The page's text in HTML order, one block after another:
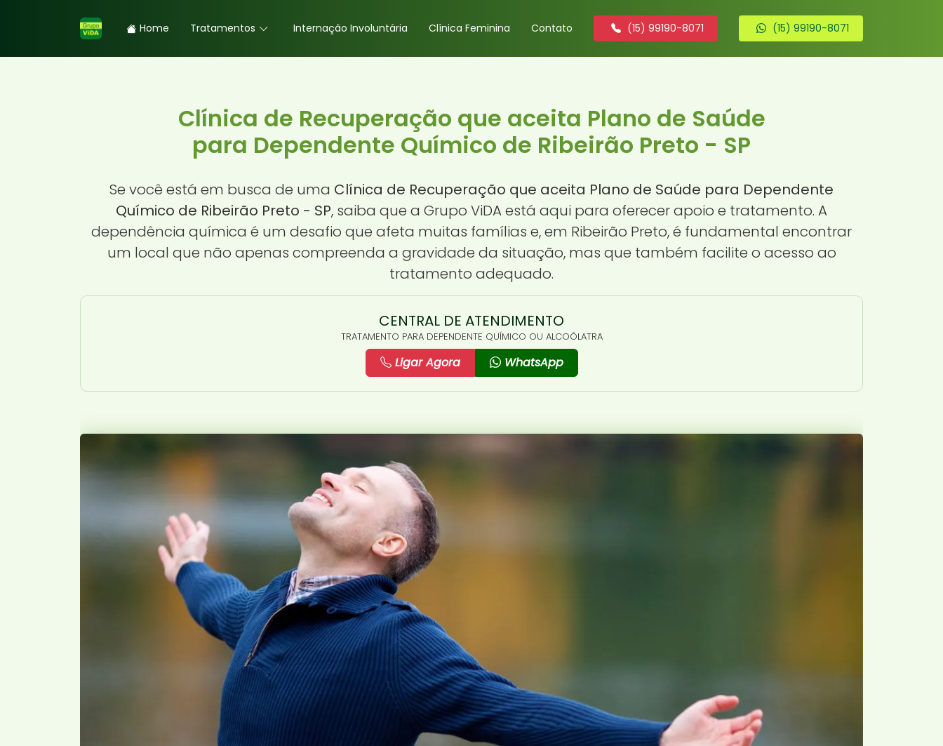
Home Tratamentos Internação Involuntária Clínica Feminina Contato (15) 99190-8071 (15) 99190-8071
Clínica de Recuperação que aceita Plano de Saúde
para Dependente Químico de Ribeirão Preto - SP
Se você está em busca de uma Clínica de Recuperação que aceita Plano de Saúde para Dependente
Químico de Ribeirão Preto - SP, saiba que a Grupo ViDA está aqui para oferecer apoio e tratamento. A
dependência química é um desafio que afeta muitas famílias e, em Ribeirão Preto, é fundamental encontrar
um local que não apenas compreenda a gravidade da situação, mas que também facilite o acesso ao
tratamento adequado.
CENTRAL DE ATENDIMENTO
TRATAMENTO PARA DEPENDENTE QUÍMICO OU ALCOÓLATRA
Ligar Agora WhatsApp